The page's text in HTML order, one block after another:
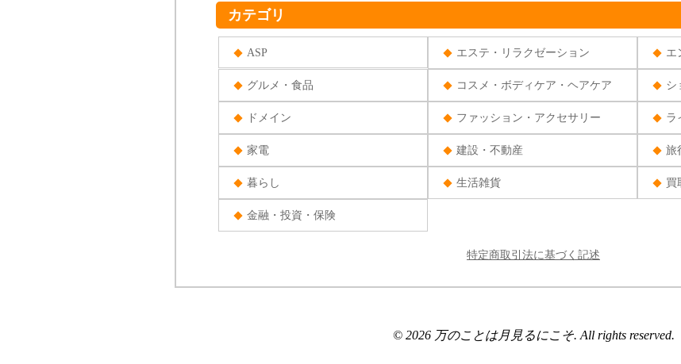
カテゴリ
ASP エステ・リラクゼーション エ
グルメ・食品 コスメ・ボディケア・ヘアケア シ
ドメイン ファッション・アクセサリー ラ
家電 建設・不動産 旅
暮らし 生活雑貨 買
金融・投資・保険
特定商取引法に基づく記述
© 2026 万のことは月見るにこそ. All rights reserved.